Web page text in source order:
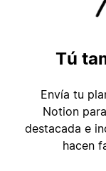
Tú
Envía tu
Notion
destacada e
hacen